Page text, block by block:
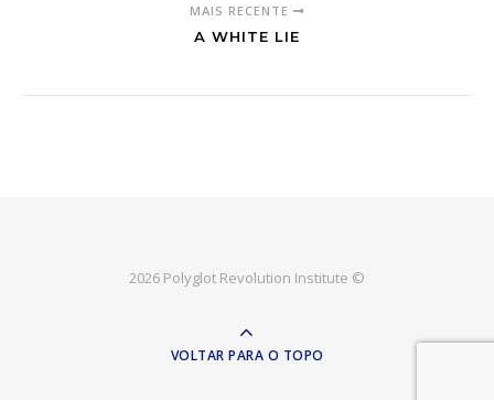
MAIS RECENTE
A WHITE LIE
2026 Polyglot Revolution Institute ©
VOLTAR PARA O TOPO